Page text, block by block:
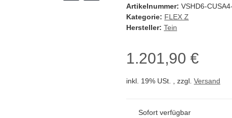
Artikelnummer: VSHD6-
Kategorie: FLEX Z
Hersteller: Tein
1.201,90 €
inkl. 19% USt. , zzgl. Versand
Sofort verfügbar